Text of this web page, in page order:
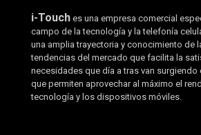
i-Touch es una empresa comercial
campo de la tecnología y la telefonía
una amplia trayectoria y conocimiento de
tendencias del mercado que facilita la
necesidades que día a tras van
que permiten aprovechar al máximo el
tecnología y los dispositivos móviles.